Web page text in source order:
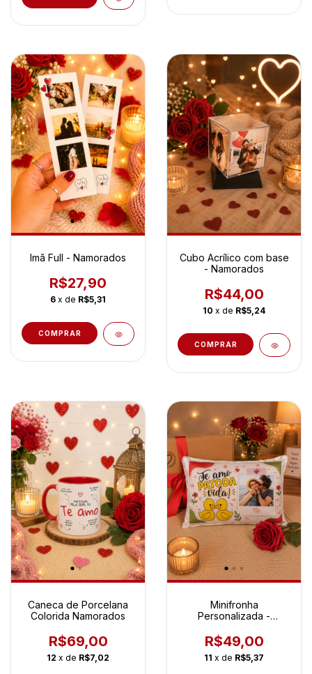
Imã Full - Namorados
R$27,90
6 x de R$5,31
Cubo Acrílico com base
- Namorados
R$44,00
10 x de R$5,24
Caneca de Porcelana
Colorida Namorados
R$69,00
12 x de R$7,02
Minifronha
Personalizada -
R$49,00
11 x de R$5,37